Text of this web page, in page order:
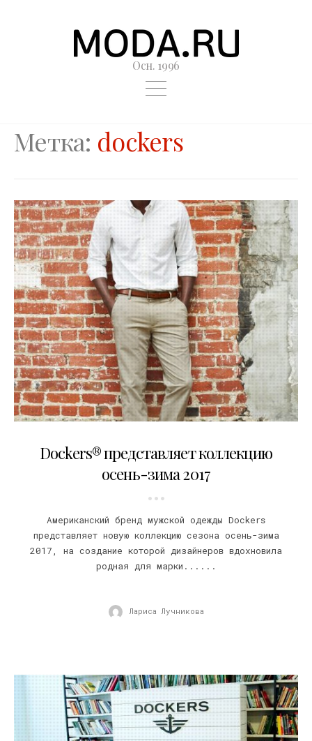
Осн. 1996
Метка: dockers
Dockers® представляет коллекцию
осень-зима 2017
Американский бренд мужской одежды Dockers
представляет новую коллекцию сезона осень-зима
2017, на создание которой дизайнеров вдохновила
родная для марки......
Лариса Лучникова